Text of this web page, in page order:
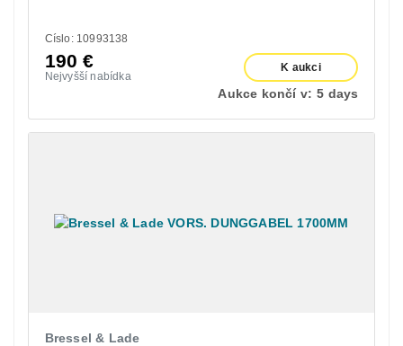
Císlo: 10993138
190€
Nejvyšší nabídka
K aukci
Aukce končí v: 5 days
Bressel & Lade